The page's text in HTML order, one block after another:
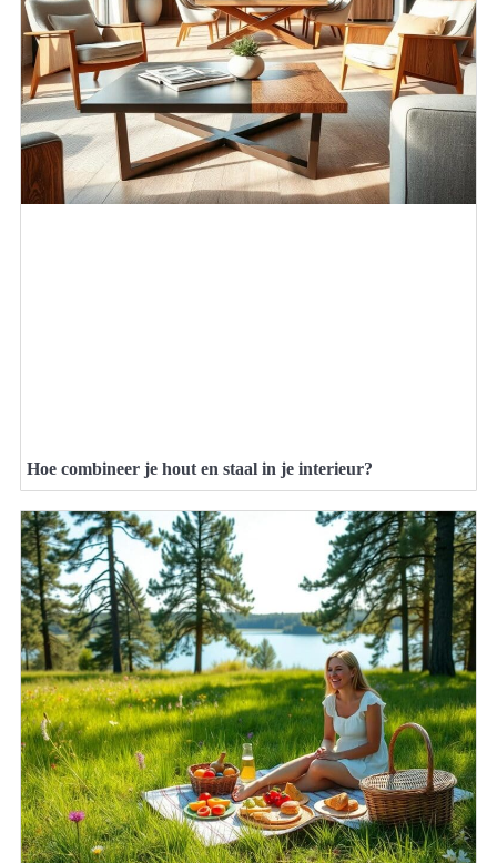
Hoe combineer je hout en staal in je interieur?